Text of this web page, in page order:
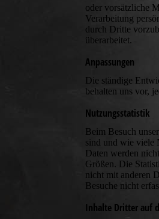
oder vorsätzliche
Verarbeitung
durch Dritte
überarbeitet.
Anpassungen
Die ständige
behalten uns vor,
Nutzungsstatistik
Beim Besuch
sind und wie viele
Daten werden
Größen. Die
nicht mit anderen
Besuche nicht
Inhalte Dritter auf